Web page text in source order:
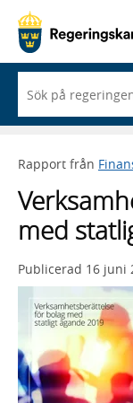
du
börjar
skriva
framträder
lista
med
sökförslag
Rapport från
med
Publicerad 16 juni